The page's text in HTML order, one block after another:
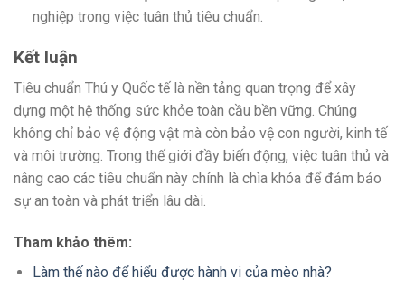
nghiệp trong việc tuân thủ tiêu chuẩn.
Kết luận
Tiêu chuẩn Thú y Quốc tế là nền tảng quan trọng để xây
dựng một hệ thống sức khỏe toàn cầu bền vững. Chúng
không chỉ bảo vệ động vật mà còn bảo vệ con người, kinh tế
và môi trường. Trong thế giới đầy biến động, việc tuân thủ và
nâng cao các tiêu chuẩn này chính là chìa khóa để đảm bảo
sự an toàn và phát triển lâu dài.
Tham khảo thêm:
Làm thế nào để hiểu được hành vi của mèo nhà?